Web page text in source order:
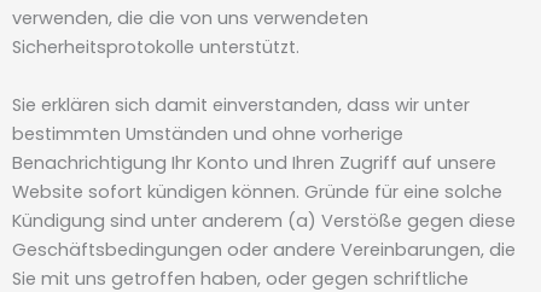
verwenden, die die von uns verwendeten
Sicherheitsprotokolle unterstützt.
Sie erklären sich damit einverstanden, dass wir unter
bestimmten Umständen und ohne vorherige
Benachrichtigung Ihr Konto und Ihren Zugriff auf unsere
Website sofort kündigen können. Gründe für eine solche
Kündigung sind unter anderem (a) Verstöße gegen diese
Geschäftsbedingungen oder andere Vereinbarungen, die
Sie mit uns getroffen haben, oder gegen schriftliche